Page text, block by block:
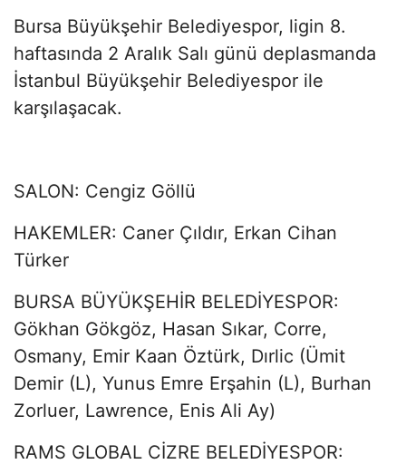
Bursa Büyükşehir Belediyespor, ligin 8.
haftasında 2 Aralık Salı günü deplasmanda
İstanbul Büyükşehir Belediyespor ile
karşılaşacak.
SALON: Cengiz Göllü
HAKEMLER: Caner Çıldır, Erkan Cihan
Türker
BURSA BÜYÜKŞEHİR BELEDİYESPOR:
Gökhan Gökgöz, Hasan Sıkar, Corre,
Osmany, Emir Kaan Öztürk, Dırlic (Ümit
Demir (L), Yunus Emre Erşahin (L), Burhan
Zorluer, Lawrence, Enis Ali Ay)
RAMS GLOBAL CİZRE BELEDİYESPOR: